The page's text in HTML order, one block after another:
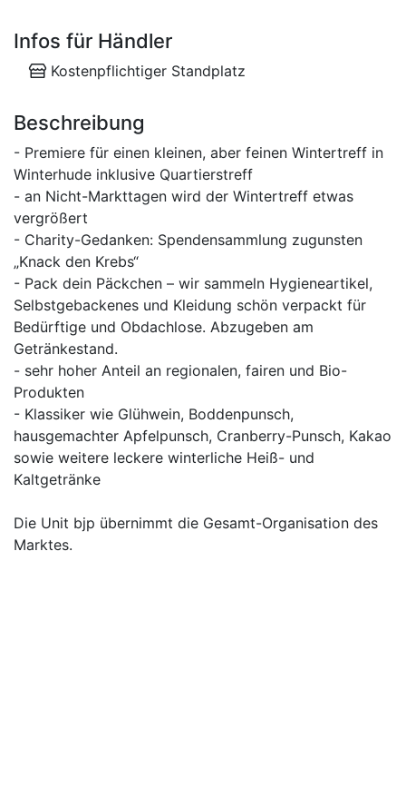
Infos für Händler
Kostenpflichtiger Standplatz
Beschreibung
- Premiere für einen kleinen, aber feinen Wintertreff in
Winterhude inklusive Quartierstreff
- an Nicht-Markttagen wird der Wintertreff etwas
vergrößert
- Charity-Gedanken: Spendensammlung zugunsten
„Knack den Krebs“
- Pack dein Päckchen – wir sammeln Hygieneartikel,
Selbstgebackenes und Kleidung schön verpackt für
Bedürftige und Obdachlose. Abzugeben am
Getränkestand.
- sehr hoher Anteil an regionalen, fairen und Bio-
Produkten
- Klassiker wie Glühwein, Boddenpunsch,
hausgemachter Apfelpunsch, Cranberry-Punsch, Kakao
sowie weitere leckere winterliche Heiß- und
Kaltgetränke
Die Unit bjp übernimmt die Gesamt-Organisation des
Marktes.